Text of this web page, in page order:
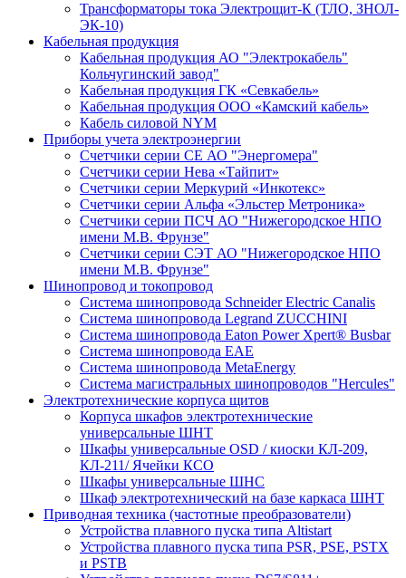
Трансформаторы тока Электрощит-К (ТЛО, ЗНОЛ-
ЭК-10)
Кабельная продукция
Кабельная продукция АО "Электрокабель"
Кольчугинский завод"
Кабельная продукция ГК «Севкабель»
Кабельная продукция ООО «Камский кабель»
Кабель силовой NYM
Приборы учета электроэнергии
Счетчики серии СЕ АО "Энергомера"
Счетчики серии Нева «Тайпит»
Счетчики серии Меркурий «Инкотекс»
Счетчики серии Альфа «Эльстер Метроника»
Счетчики серии ПСЧ АО "Нижегородское НПО
имени М.В. Фрунзе"
Счетчики серии СЭТ АО "Нижегородское НПО
имени М.В. Фрунзе"
Шинопровод и токопровод
Система шинопровода Schneider Electric Canalis
Система шинопровода Legrand ZUCCHINI
Система шинопровода Eaton Power Xpert® Busbar
Система шинопровода EAE
Система шинопровода MetaEnergy
Система магистральных шинопроводов "Hercules"
Электротехнические корпуса щитов
Корпуса шкафов электротехнические
универсальные ШНТ
Шкафы универсальные OSD / киоски КЛ-209,
КЛ-211/ Ячейки КСО
Шкафы универсальные ШНС
Шкаф электротехнический на базе каркаса ШНТ
Приводная техника (частотные преобразователи)
Устройства плавного пуска типа Altistart
Устройства плавного пуска типа PSR, PSE, PSTX
и PSTB